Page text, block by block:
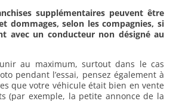
supplémentaires peuvent être
dommages, selon les compagnies, si
avec un conducteur non désigné au
au maximum, surtout dans le cas
pendant l’essai, pensez également à
que votre véhicule était bien en vente
(par exemple, la petite annonce de la